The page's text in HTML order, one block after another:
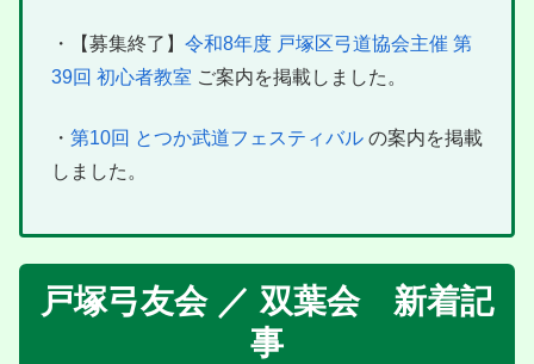
・【募集終了】 令和8年度 戸塚区弓道協会主催 第
39回 初心者教室 ご案内を掲載しました。
・ 第10回 とつか武道フェスティバル の案内を掲載
しました。
戸塚弓友会 ／ 双葉会 新着記
事